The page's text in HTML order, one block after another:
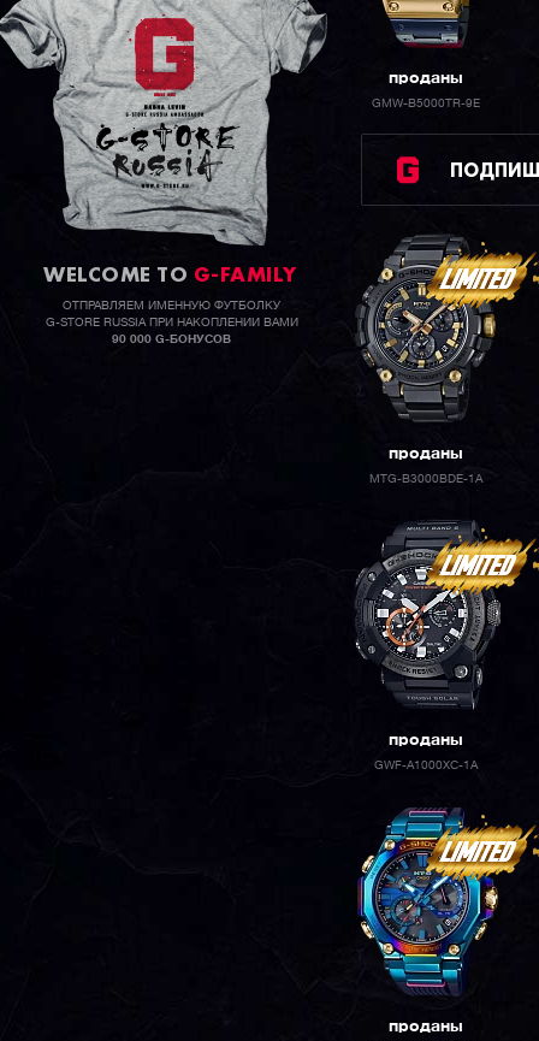
WELCOME TO G-FAMILY
ОТПРАВЛЯЕМ ИМЕННУЮ ФУТБОЛКУ
G-STORE RUSSIA ПРИ НАКОПЛЕНИИ ВАМИ
90 000 G-БОНУСОВ
проданы
GMW-B5000TR-9E
проданы
MTG-B3000BDE-1A
проданы
GWF-A1000XC-1A
проданы